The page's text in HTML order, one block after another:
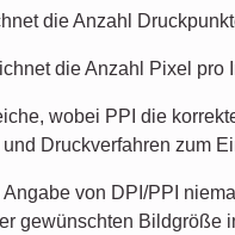
die Anzahl
die Anzahl Pixel pro
wobei PPI die
Druckverfahren zum
von DPI/PPI
gewünschten Bildgröße